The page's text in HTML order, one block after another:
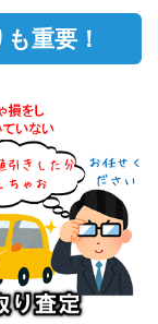
重要！